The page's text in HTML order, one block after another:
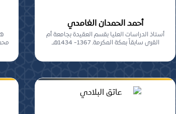
أحمد الحمدان الغامدي
أستاذ الدراسات العليا بقسم العقيدة بجامعة أم
القرى سابقاً بمكة المكرمة. 1367- 1434هـ.